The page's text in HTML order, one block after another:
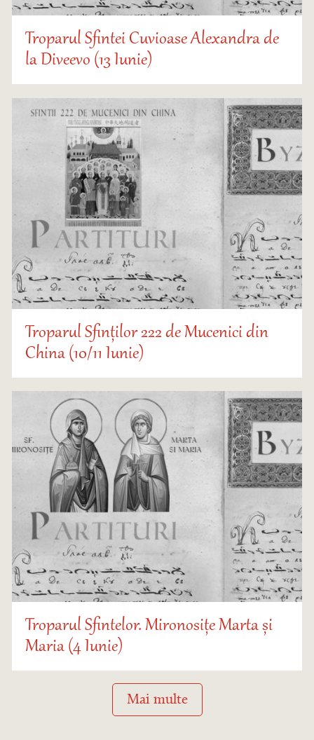
Troparul Sfintei Cuvioase Alexandra de
la Diveevo (13 Iunie)
Troparul Sfinților 222 de Mucenici din
China (10/11 Iunie)
Troparul Sfintelor. Mironosițe Marta și
Maria (4 Iunie)
Mai multe